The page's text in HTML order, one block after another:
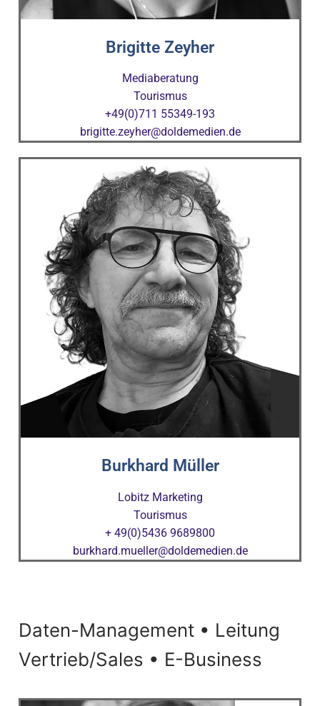
Brigitte Zeyher
Mediaberatung
Tourismus
+49(0)711 55349-193
brigitte.zeyher@doldemedien.de
Burkhard Müller
Lobitz Marketing
Tourismus
+ 49(0)5436 9689800
burkhard.mueller@doldemedien.de
Daten-Management • Leitung
Vertrieb/Sales • E-Business